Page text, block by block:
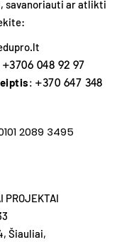
savanoriauti ar atlikti
+3706 048 92 97
: +370 647 348
2089 3495
PROJEKTAI
Šiauliai,